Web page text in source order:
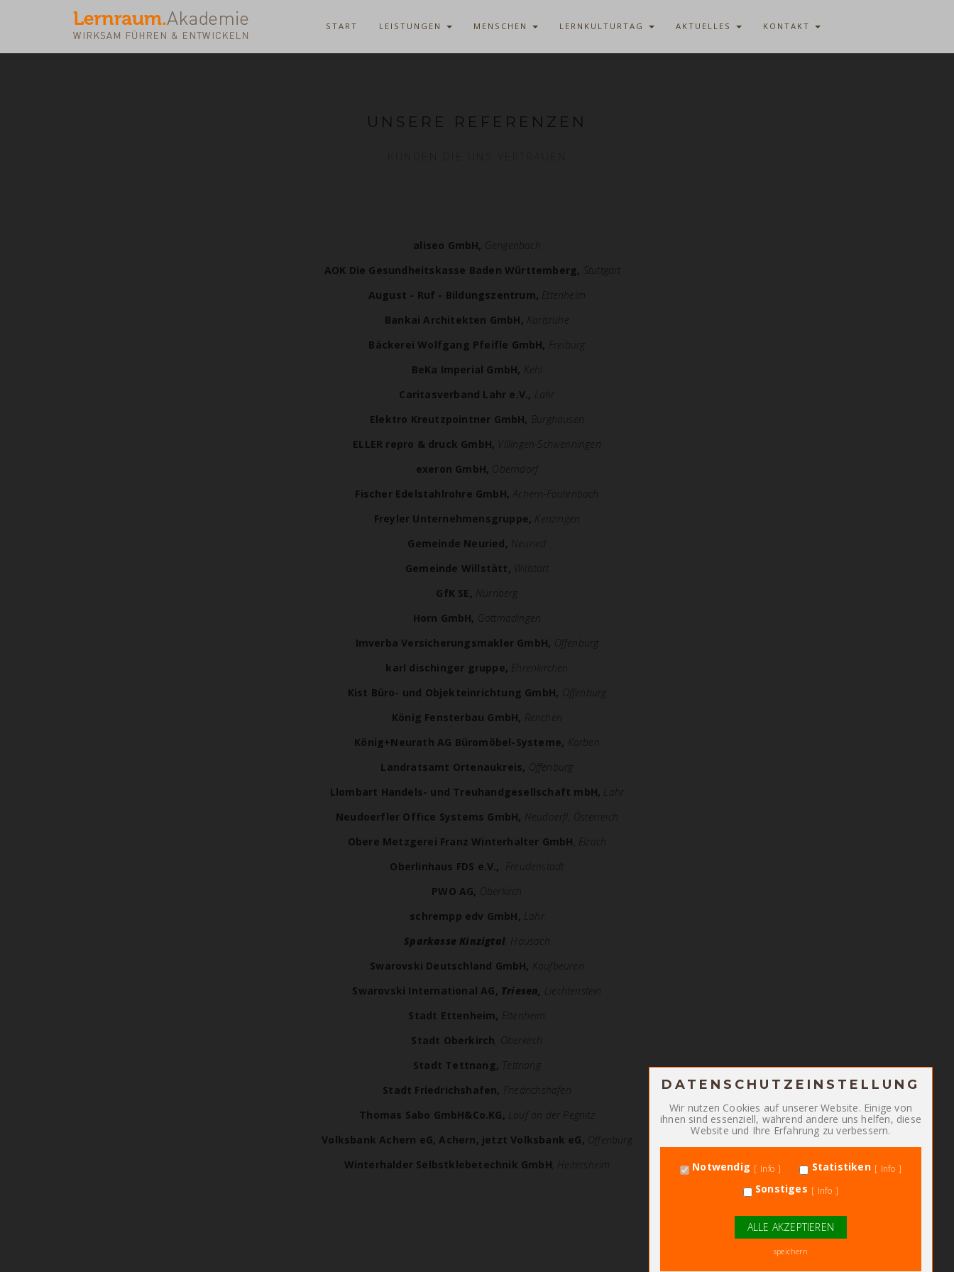
START LEISTUNGEN MENSCHEN LERNKULTURTAG AKTUELLES KONTAKT
UNSERE REFERENZEN
aliseo GmbH, Gengenbach
AOK Die Gesundheitskasse Baden Württemberg, Stuttgart
August - Ruf - Bildungszentrum, Ettenheim
Bankai Architekten GmbH, Karlsruhe
Bäckerei Wolfgang Pfeifle GmbH, Freiburg
BeKa Imperial GmbH, Kehl
Caritasverband Lahr e.V., Lahr
Elektro Kreutzpointner GmbH, Burghausen
ELLER repro & druck GmbH, Villingen-Schwenningen
exeron GmbH, Oberndorf
Fischer Edelstahlrohre GmbH, Achern-Fautenbach
Freyler Unternehmensgruppe, Kenzingen
Gemeinde Neuried, Neuried
Gemeinde Willstätt, Willstätt
GfK SE, Nürnberg
Horn GmbH, Gottmadingen
Imverba Versicherungsmakler GmbH, Offenburg
karl dischinger gruppe, Ehrenkirchen
Kist Büro- und Objekteinrichtung GmbH, Offenburg
König Fensterbau GmbH, Renchen
König+Neurath AG Büromöbel-Systeme, Karben
Landratsamt Ortenaukreis, Offenburg
Llombart Handels- und Treuhandgesellschaft mbH, Lahr
Neudoerfler Office Systems GmbH, Neudoerfl, Österreich
Obere Metzgerei Franz Winterhalter GmbH Elzach
Oberlinhaus FDS e.V.,
Freudenstadt
PWO AG, Oberkirch
schrempp edv GmbH, Lahr
Sparkasse Kinzigtal , Hausach
Swarovski Deutschland GmbH, Kaufbeuren
Swarovski International AG, Triesen, Liechtenstein
Stadt Ettenheim, Ettenheim
Stadt Oberkirch , Oberkirch
Stadt Tettnang, Tettnang
Stadt Friedrichshafen, Friedrichshafen
Thomas Sabo GmbH&Co.KG, Lauf an der Pegnitz
Volksbank Achern eG, Achern, jetzt Volksbank eG, Offenburg
Winterhalder Selbstklebetechnik GmbH , Heitersheim
Zum Betrieb der Seite notwendige Cookies:
Name PHP Session Cookie
Anbieter Eigentümer dieser Website
Cookie Name PHPSESSID
undefined
Cookiespeicherung Entscheidungscookie
Eigentümer dieser Website
Speichert die Einstellungen der Besucher
DATENSCHUTZEINSTELLUNG
Wir nutzen Cookies auf unserer Website. Einige von
ihnen sind essenziell, während andere uns helfen, diese
Website und Ihre Erfahrung zu verbessern.
Notwendig Info Statistiken Info
Sonstiges Info
ALLE AKZEPTIEREN
speichern